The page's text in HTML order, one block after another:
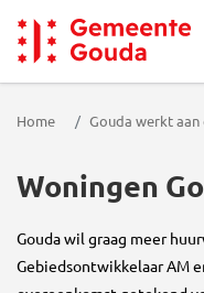
Gemeente Gouda
Home Gouda werkt aan
Woningen
Gouda wil graag meer
Gebiedsontwikkelaar AM